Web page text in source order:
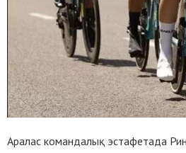
Аралас командалық эстафетада